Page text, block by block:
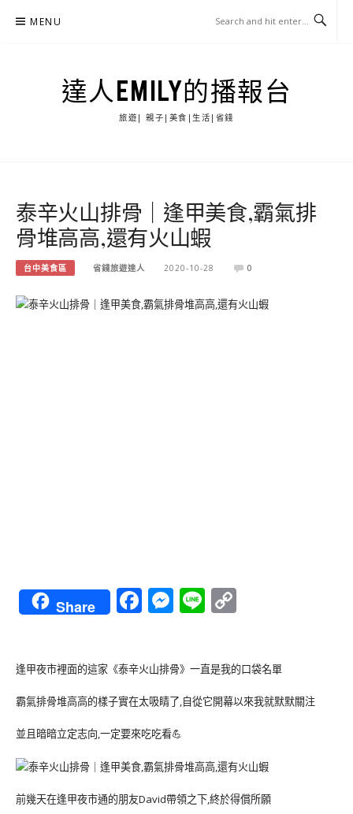
MENU
達人EMILY的播報台
旅遊| 親子|美食|生活|省錢
泰辛火山排骨｜逢甲美食,霸氣排
骨堆高高,還有火山蝦
台中美食區 省錢旅遊達人 2020-10-28 0
Share Facebook
Messenger
Line
逢甲夜市裡面的這家《泰辛火山排骨》一直是我的口袋名單
霸氣排骨堆高高的樣子實在太吸睛了,自從它開幕以來我就默默關注
並且暗暗立定志向,一定要來吃吃看💪
前幾天在逢甲夜市通的朋友David帶領之下,終於得償所願